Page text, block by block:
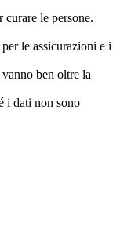
le persone.
le assicurazioni e i
ben oltre la
i dati non sono